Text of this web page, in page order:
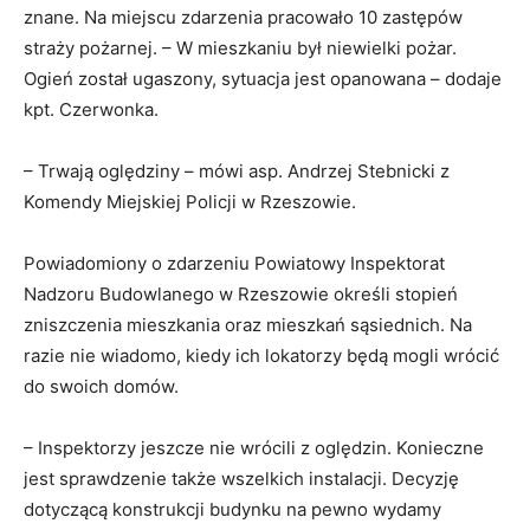
znane. Na miejscu zdarzenia pracowało 10 zastępów
straży pożarnej. – W mieszkaniu był niewielki pożar.
Ogień został ugaszony, sytuacja jest opanowana – dodaje
kpt. Czerwonka.
– Trwają oględziny – mówi asp. Andrzej Stebnicki z
Komendy Miejskiej Policji w Rzeszowie.
Powiadomiony o zdarzeniu Powiatowy Inspektorat
Nadzoru Budowlanego w Rzeszowie określi stopień
zniszczenia mieszkania oraz mieszkań sąsiednich. Na
razie nie wiadomo, kiedy ich lokatorzy będą mogli wrócić
do swoich domów.
– Inspektorzy jeszcze nie wrócili z oględzin. Konieczne
jest sprawdzenie także wszelkich instalacji. Decyzję
dotyczącą konstrukcji budynku na pewno wydamy